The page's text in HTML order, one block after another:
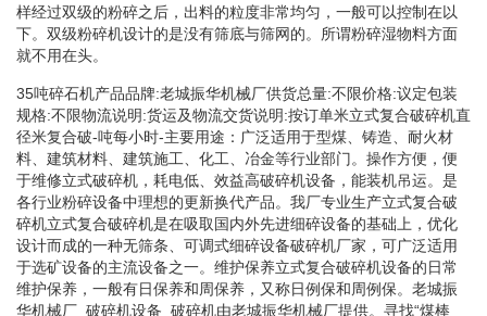
样经过双级的粉碎之后，出料的粒度非常均匀，一般可以控制在以
下。双级粉碎机设计的是没有筛底与筛网的。所谓粉碎湿物料方面
就不用在头。
35吨碎石机产品品牌:老城振华机械厂供货总量:不限价格:议定包装
规格:不限物流说明:货运及物流交货说明:按订单米立式复合破碎机直
径米复合破-吨每小时-主要用途：广泛适用于型煤、铸造、耐火材
料、建筑材料、建筑施工、化工、冶金等行业部门。操作方便，便
于维修立式破碎机，耗电低、效益高破碎机设备，能装机吊运。是
各行业粉碎设备中理想的更新换代产品。我厂专业生产立式复合破
碎机立式复合破碎机是在吸取国内外先进细碎设备的基础上，优化
设计而成的一种无筛条、可调式细碎设备破碎机厂家，可广泛适用
于选矿设备的主流设备之一。维护保养立式复合破碎机设备的日常
维护保养，一般有日保养和周保养，又称日例保和周例保。老城振
华机械厂_破碎机设备_破碎机由老城振华机械厂提供。寻找“煤棒